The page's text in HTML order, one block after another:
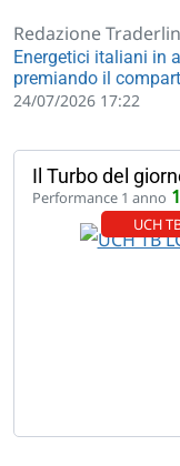
Redazione
Energetici italiani in
premiando il
24/07/2026 17:22
Il Turbo del
Performance 1 anno
UCH